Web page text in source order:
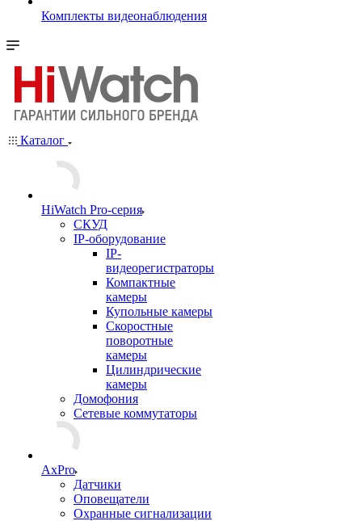
Комплекты видеонаблюдения
Каталог
HiWatch Pro-серия
CКУД
IP-оборудование
IP-
видеорегистраторы
Компактные
камеры
Купольные камеры
Скоростные
поворотные
камеры
Цилиндрические
камеры
Домофония
Сетевые коммутаторы
AxPro
Датчики
Оповещатели
Охранные сигнализации